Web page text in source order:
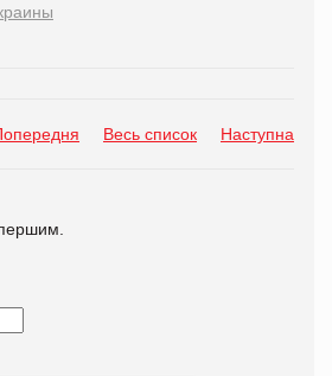
Весь список Наступна